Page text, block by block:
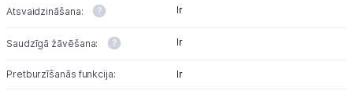
Atsvaidzināšana: Ir
Saudzīgā žāvēšana: Ir
Pretburzīšanās funkcija: Ir